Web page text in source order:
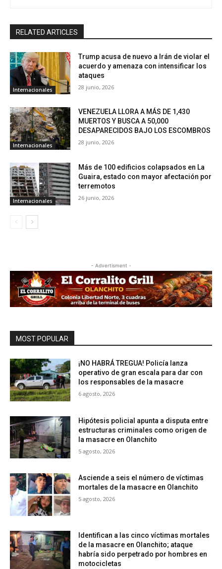
RELATED ARTICLES
Internacionales
Trump acusa de nuevo a Irán de violar el
acuerdo y amenaza con intensificar los
ataques
28 junio, 2026
Internacionales
VENEZUELA LLORA A MÁS DE 1,430
MUERTOS Y BUSCA A 50,000
DESAPARECIDOS BAJO LOS ESCOMBROS
28 junio, 2026
Internacionales
Más de 100 edificios colapsados en La
Guaira, estado con mayor afectación por
terremotos
26 junio, 2026
- Advertisment -
MOST POPULAR
¡NO HABRÁ TREGUA! Policía lanza
operativo de gran escala para dar con
los responsables de la masacre
6 agosto, 2026
Hipótesis policial apunta a disputa entre
estructuras criminales como origen de
la masacre en Olanchito
5 agosto, 2026
Asciende a seis el número de víctimas
mortales de la masacre en Olanchito
5 agosto, 2026
Identifican a las cinco víctimas mortales
de la masacre en Olanchito; ataque
habría sido perpetrado por hombres en
motocicletas